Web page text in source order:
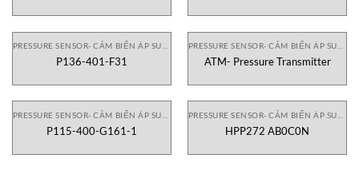
P136-401-F31 ATM- Pressure Transmitter
P115-400-G161-1 HPP272 AB0C0N